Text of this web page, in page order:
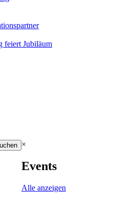
feiert Jubiläum
×
Events
Alle anzeigen